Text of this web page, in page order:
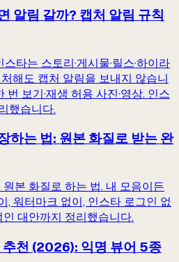
알림 갈까? 캡처 알림 규칙
타는 스토리·게시물·릴스·하이라
해도 캡처 알림을 보내지 않습니
보기·재생 허용 사진·영상. 인스
했습니다.
하는 법: 원본 화질로 받는 완
본 화질로 하는 법. 내 모음이든
, 워터마크 없이, 인스타 로그인 없
대안까지 정리했습니다.
추천 (2026): 익명 뷰어 5종